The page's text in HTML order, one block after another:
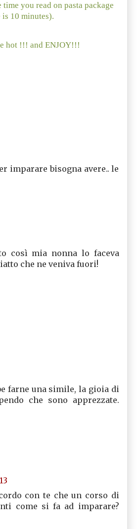
you read on pasta package
is 10 minutes).
hot !!! and ENJOY!!!
imparare bisogna avere.. le
così mia nonna lo faceva
che ne veniva fuori!
farne una simile, la gioia di
che sono apprezzate.
con te che un corso di
come si fa ad imparare?